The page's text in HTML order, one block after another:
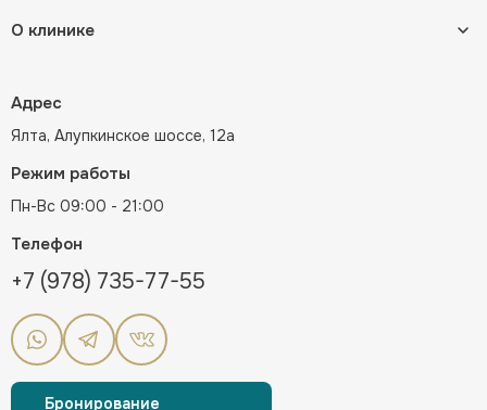
О клинике
Адрес
Ялта, Алупкинское шоссе, 12а
Телефон
+7 (978) 735-77-55
Режим работы
Пн-Вс 09:00 - 21:00
Бронирование